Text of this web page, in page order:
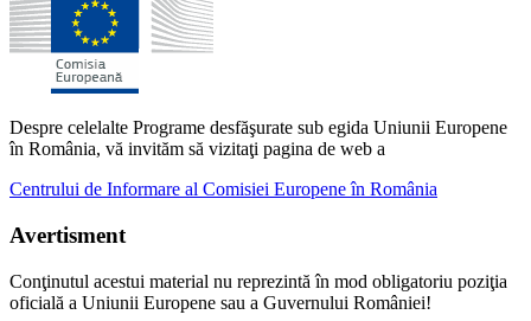
Despre celelalte Programe desfăşurate sub egida Uniunii Europene
în România, vă invităm să vizitaţi pagina de web a
Centrului de Informare al Comisiei Europene în România
Avertisment
Conţinutul acestui material nu reprezintă în mod obligatoriu poziţia
oficială a Uniunii Europene sau a Guvernului României!